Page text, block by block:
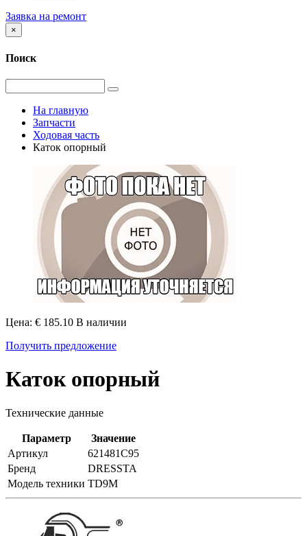
Заявка на ремонт
×
Поиск
На главную
Запчасти
Ходовая часть
Каток опорный
Цена: € 185.10 В наличии
Получить предложение
Каток опорный
Технические данные
Параметр
Значение
Артикул
621481C95
Бренд
DRESSTA
Модель техники TD9M